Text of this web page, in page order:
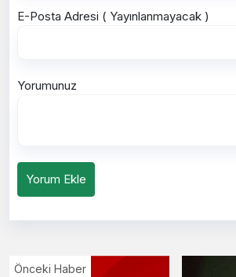
E-Posta Adresi ( Yayınlanmayacak )
Yorumunuz
Yorum Ekle
Önceki Haber